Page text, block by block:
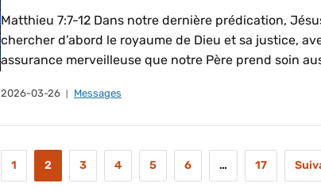
Matthieu 7:7-12 Dans notre dernière prédication,
chercher d’abord le royaume de Dieu et sa justice,
assurance merveilleuse que notre Père prend soin
2026-03-26 Messages
1 2 3 4 5 6 … 17